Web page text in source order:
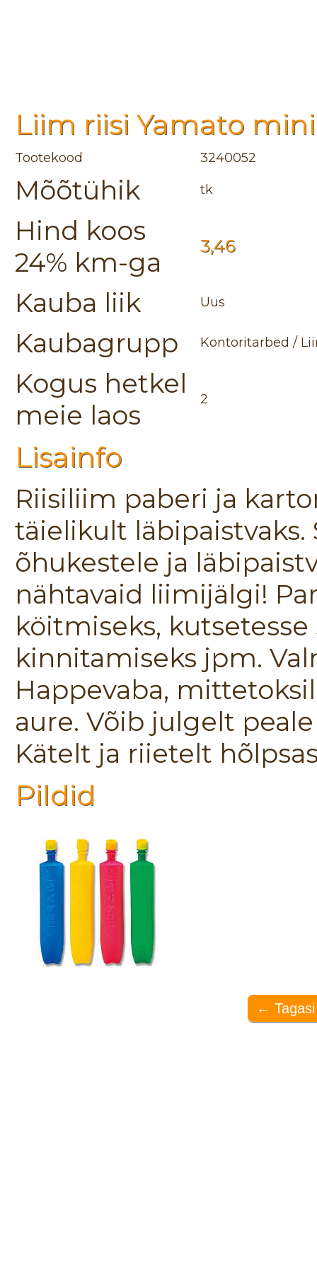
Liim riisi Yamato
Tootekood 3240052
Mõõtühik tk
Hind koos
24% km-ga
3,46
Kauba liik Uus
Kaubagrupp Kontoritarbed /
Kogus hetkel
meie laos
2
Lisainfo
Riisiliim paberi ja
täielikult läbipaistvaks.
õhukestele ja
nähtavaid liimijälgi!
köitmiseks,
kinnitamiseks jpm.
Happevaba,
aure. Võib julgelt
Kätelt ja riietelt
Pildid